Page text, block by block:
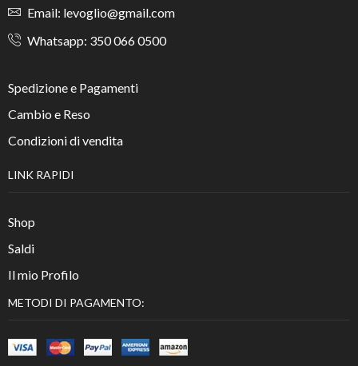
Email: levoglio@gmail.com
Whatsapp: 350 066 0500
Spedizione e Pagamenti
Cambio e Reso
Condizioni di vendita
LINK RAPIDI
Shop
Saldi
Il mio Profilo
METODI DI PAGAMENTO: